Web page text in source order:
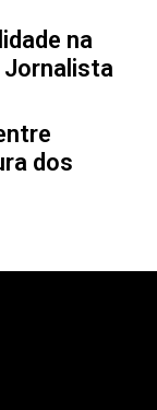
na
Jornalista
dos